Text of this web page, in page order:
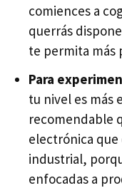
comiences a
querrás
te permita más
Para
tu nivel es más
recomendable
electrónica que
industrial,
enfocadas a